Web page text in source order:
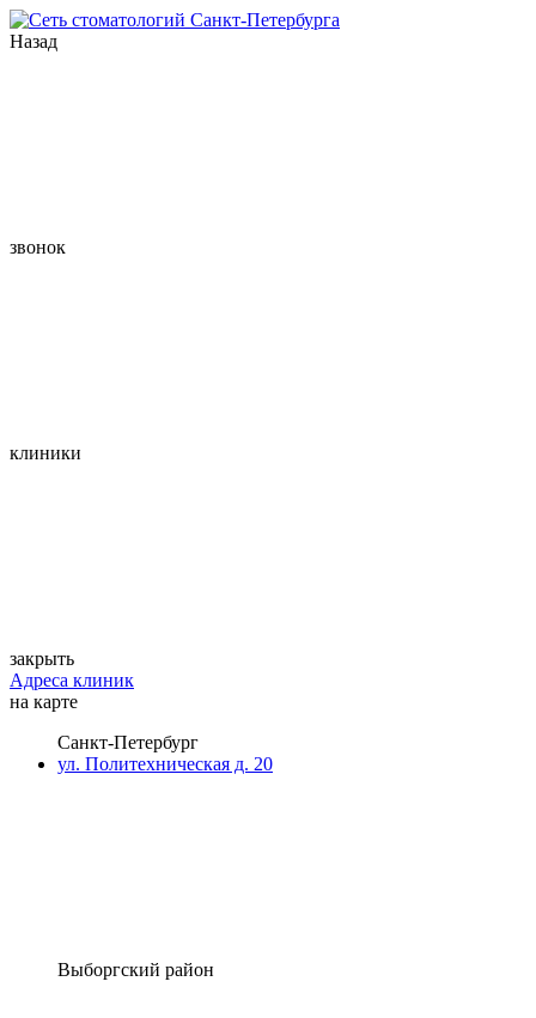
Назад
звонок
клиники
закрыть
Адреса клиник
на карте
Санкт-Петербург
ул. Политехническая д. 20
Выборгский район